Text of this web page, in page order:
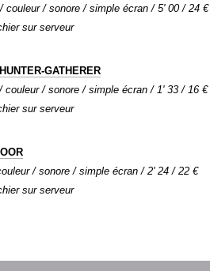
couleur / sonore / simple écran / 5' 00 / 24 €
sur serveur
GATHERER
couleur / sonore / simple écran / 1' 33 / 16 €
sur serveur
/ sonore / simple écran / 2' 24 / 22 €
sur serveur